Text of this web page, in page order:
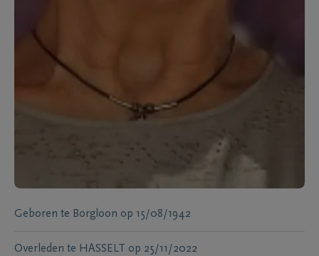
Geboren te Borgloon op 15/08/1942
Overleden te HASSELT op 25/11/2022